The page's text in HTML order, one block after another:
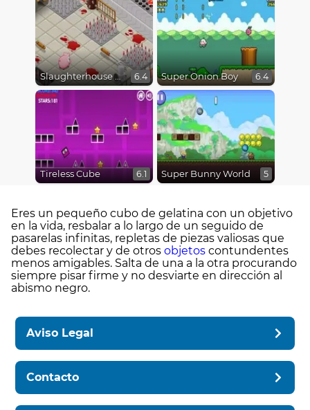
Slaughterhouse Escape 6.4 Super Onion Boy 6.4
Tireless Cube 6.1 Super Bunny World 5
Eres un pequeño cubo de gelatina con un objetivo
en la vida, resbalar a lo largo de un seguido de
pasarelas infinitas, repletas de piezas valiosas que
debes recolectar y de otros objetos contundentes
menos amigables. Salta de una a la otra procurando
siempre pisar firme y no desviarte en dirección al
abismo negro.
Aviso Legal
Contacto